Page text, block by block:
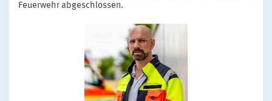
Feuerwehr abgeschlossen.